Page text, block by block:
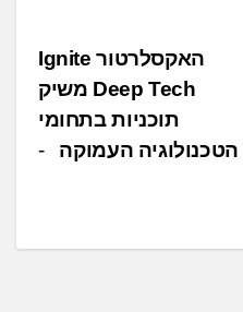
האקסלרטור Ignite
Deep Tech משיק
תוכניות בתחומי
הטכנולוגיה העמוקה